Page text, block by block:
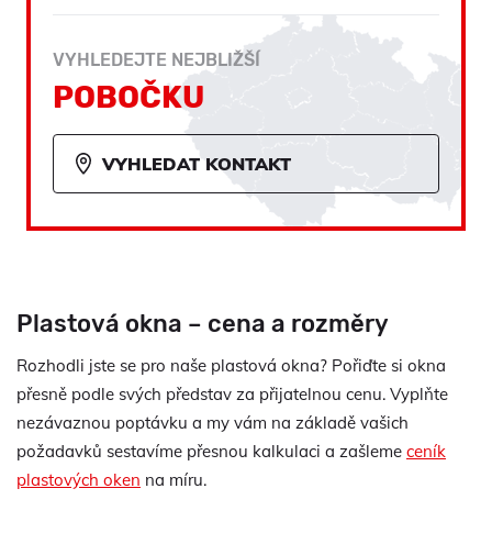
VYHLEDEJTE NEJBLIŽŠÍ
POBOČKU
VYHLEDAT KONTAKT
Plastová okna – cena a rozměry
Rozhodli jste se pro naše plastová okna? Pořiďte si okna
přesně podle svých představ za přijatelnou cenu. Vyplňte
nezávaznou poptávku a my vám na základě vašich
požadavků sestavíme přesnou kalkulaci a zašleme ceník
plastových oken na míru.